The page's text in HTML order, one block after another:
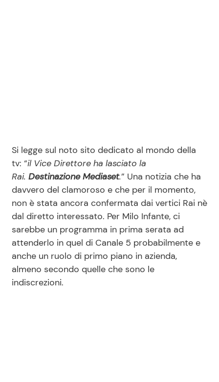
Chi siamo
Disclaimer e Privacy
Redazione
Contattaci
Pubblicità
Privacy Policy
Si legge sul noto sito dedicato al mondo della
tv: “il Vice Direttore ha lasciato la
Rai. Destinazione Mediaset.” Una notizia che ha
davvero del clamoroso e che per il momento,
non è stata ancora confermata dai vertici Rai nè
dal diretto interessato. Per Milo Infante, ci
sarebbe un programma in prima serata ad
attenderlo in quel di Canale 5 probabilmente e
anche un ruolo di primo piano in azienda,
almeno secondo quelle che sono le
indiscrezioni.